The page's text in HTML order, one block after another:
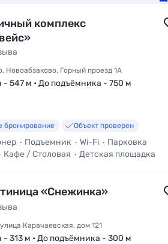
комплекс
Новоабзаково, Горный проезд 1A
- 547 м • До подъёмника - 750 м
бронирование Объект проверен
Подъемник Wi-Fi
Парковка
Кафе / Столовая Детская площадка
«Снежинка»
Карачаевская, дом 121
- 313 м • До подъёмника - 300 м